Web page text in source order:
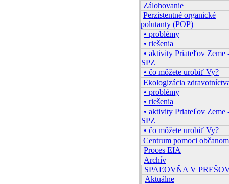
Zálohovanie
Perzistentné organické
polutanty (POP)
• problémy
• riešenia
• aktivity Priateľov Zeme
SPZ
• čo môžete urobiť Vy?
Ekologizácia
• problémy
• riešenia
• aktivity Priateľov Zeme
SPZ
• čo môžete urobiť Vy?
Centrum pomoci občanom
Proces EIA
Archív
SPAĽOVŇA V
Aktuálne